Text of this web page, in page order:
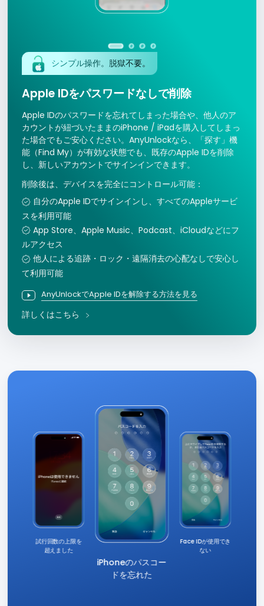
シンプル操作。脱獄不要。
Apple IDをパスワードなしで削除
Apple IDのパスワードを忘れてしまった場合や、他人のア
カウントが紐づいたままのiPhone / iPadを購入してしまっ
た場合でもご安心ください。AnyUnlockなら、「探す」機
能（Find My）が有効な状態でも、既存のApple IDを削除
し、新しいアカウントでサインインできます。
削除後は、デバイスを完全にコントロール可能：
自分のApple IDでサインインし、すべてのAppleサービ
スを利用可能
App Store、Apple Music、Podcast、iCloudなどにフ
ルアクセス
他人による追跡・ロック・遠隔消去の心配なしで安心し
て利用可能
AnyUnlockでApple IDを解除する方法を見る
詳しくはこちら
iPhoneのパスコー
ドを忘れた
Face IDが使用でき
ない
試行回数が多すぎ
ます